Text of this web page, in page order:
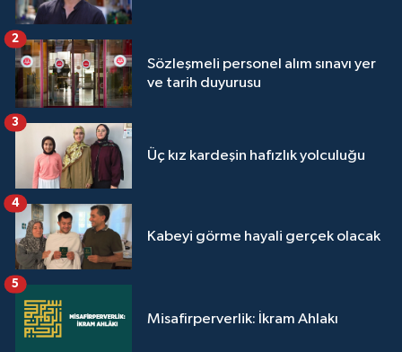
Sözleşmeli personel alım sınavı yer
ve tarih duyurusu
2
Üç kız kardeşin hafızlık yolculuğu
3
Kabeyi görme hayali gerçek olacak
4
Misafirperverlik: İkram Ahlakı
5